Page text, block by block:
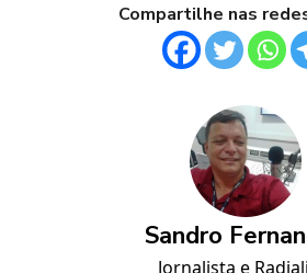
Compartilhe nas
Sandro
Jornalista e